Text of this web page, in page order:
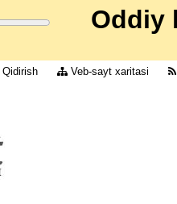
Oddiy
Qidirish Veb-sayt xaritasi